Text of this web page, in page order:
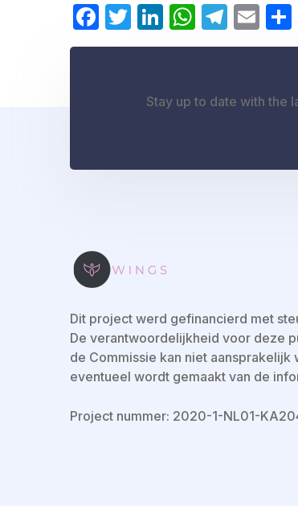
Facebook
Twitter
LinkedIn
Stay up to date with the
Dit project werd gefinancierd met
De verantwoordelijkheid voor deze
de Commissie kan niet
eventueel wordt gemaakt van de
Project nummer: 2020-1-NL01-